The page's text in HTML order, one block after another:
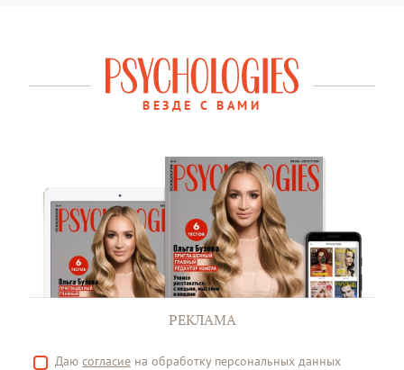
ВЕЗДЕ С ВАМИ
РЕКЛАМА
Даю согласие на обработку персональных данных